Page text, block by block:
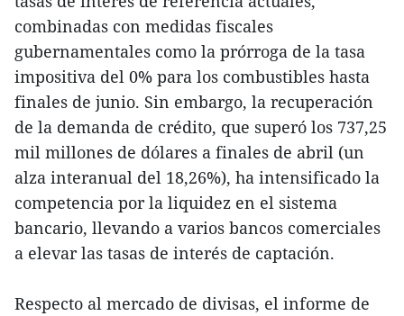
combinadas con medidas fiscales
gubernamentales como la prórroga de la tasa
impositiva del 0% para los combustibles hasta
finales de junio. Sin embargo, la recuperación
de la demanda de crédito, que superó los 737,25
mil millones de dólares a finales de abril (un
alza interanual del 18,26%), ha intensificado la
competencia por la liquidez en el sistema
bancario, llevando a varios bancos comerciales
a elevar las tasas de interés de captación.
Respecto al mercado de divisas, el informe de